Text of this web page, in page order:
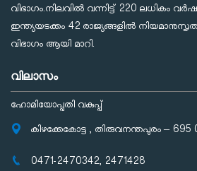
വിഭാഗം.നിലവില്‍ വന്നിട്ട് 220 ലധികം
ഇന്ത്യയടക്കം 42 രാജ്യങ്ങളില്‍
വിഭാഗം ആയി മാറി.
വിലാസം
ഹോമിയോപ്പതി വകുപ്പ്
കിഴക്കേകോട്ട , തിരുവനന്തപുരം – 695
0471-2470342, 2471428